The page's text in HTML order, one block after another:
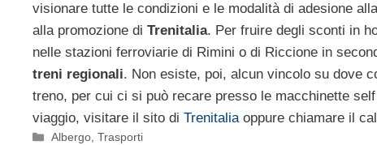
visionare tutte le condizioni e le modalità di adesione
alla promozione di Trenitalia. Per fruire degli sconti in
nelle stazioni ferroviarie di Rimini o di Riccione in
treni regionali. Non esiste, poi, alcun vincolo su dove
treno, per cui ci si può recare presso le macchinette
viaggio, visitare il sito di Trenitaliaoppure chiamare il
Categorie
Albergo,Trasporti